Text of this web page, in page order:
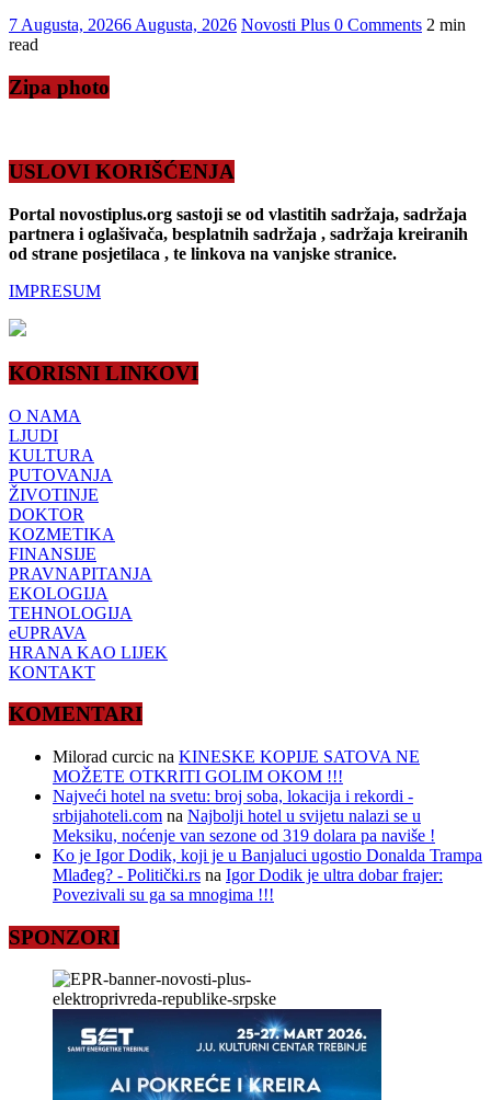
7 Augusta, 20266 Augusta, 2026 Novosti Plus 0 Comments 2 min
read
Zipa photo
USLOVI KORIŠĆENJA
Portal novostiplus.org sastoji se od vlastitih sadržaja, sadržaja
partnera i oglašivača, besplatnih sadržaja , sadržaja kreiranih
od strane posjetilaca , te linkova na vanjske stranice.
IMPRESUM
KORISNI LINKOVI
O NAMA
LJUDI
KULTURA
PUTOVANJA
ŽIVOTINJE
DOKTOR
KOZMETIKA
FINANSIJE
PRAVNAPITANJA
EKOLOGIJA
TEHNOLOGIJA
eUPRAVA
HRANA KAO LIJEK
KONTAKT
KOMENTARI
Milorad curcic na KINESKE KOPIJE SATOVA NE
MOŽETE OTKRITI GOLIM OKOM !!!
Najveći hotel na svetu: broj soba, lokacija i rekordi -
srbijahoteli.com na Najbolji hotel u svijetu nalazi se u
Meksiku, noćenje van sezone od 319 dolara pa naviše !
Ko je Igor Dodik, koji je u Banjaluci ugostio Donalda Trampa
Mlađeg? - Politički.rs na Igor Dodik je ultra dobar frajer:
Povezivali su ga sa mnogima !!!
SPONZORI